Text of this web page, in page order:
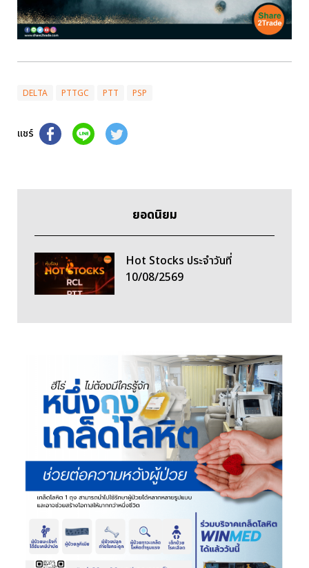
DELTA PTTGC PTT PSP
แชร์
ยอดนิยม
Hot Stocks ประจำวันที่
10/08/2569